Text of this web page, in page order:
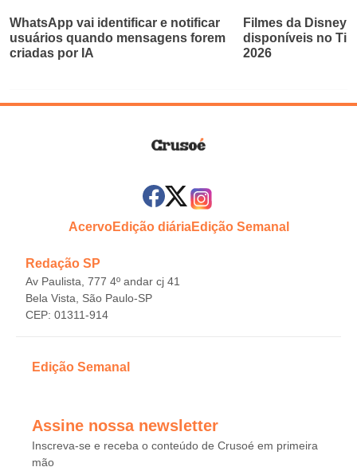
WhatsApp vai identificar e notificar
usuários quando mensagens forem
criadas por IA
Filmes da Disney
disponíveis no
2026
AcervoEdição diáriaEdição Semanal
Redação SP
Av Paulista, 777 4º andar cj 41
Bela Vista, São Paulo-SP
CEP: 01311-914
Edição Semanal
Assine nossa newsletter
Inscreva-se e receba o conteúdo de Crusoé em primeira
mão